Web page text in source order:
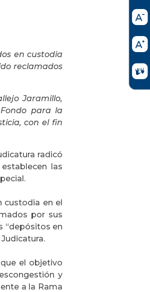
en custodia
reclamados
Jaramillo,
para la
con el fin
radicó
las
custodia en el
por sus
“depósitos en
el objetivo
y
a la Rama